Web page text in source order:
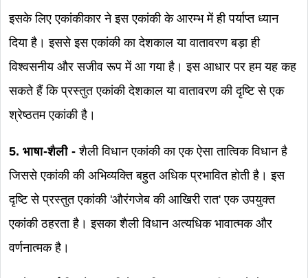
इसके लिए एकांकीकार ने इस एकांकी के आरम्भ में ही पर्याप्त ध्यान
दिया है। इससे इस एकांकी का देशकाल या वातावरण बड़ा ही
विश्वसनीय और सजीव रूप में आ गया है। इस आधार पर हम यह कह
सकते हैं कि प्रस्तुत एकांकी देशकाल या वातावरण की दृष्टि से एक
श्रेष्ठतम एकांकी है।
5. भाषा-शैली -शैली विधान एकांकी का एक ऐसा तात्विक विधान है
जिससे एकांकी की अभिव्यक्ति बहुत अधिक प्रभावित होती है। इस
दृष्टि से प्रस्तुत एकांकी 'औरंगजेब की आखिरी रात' एक उपयुक्त
एकांकी ठहरता है। इसका शैली विधान अत्यधिक भावात्मक और
वर्णनात्मक है।